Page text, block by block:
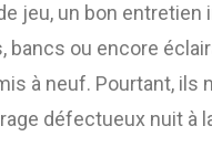
jeu, un bon
bancs ou encore
à neuf. Pourtant, ils
défectueux nuit à